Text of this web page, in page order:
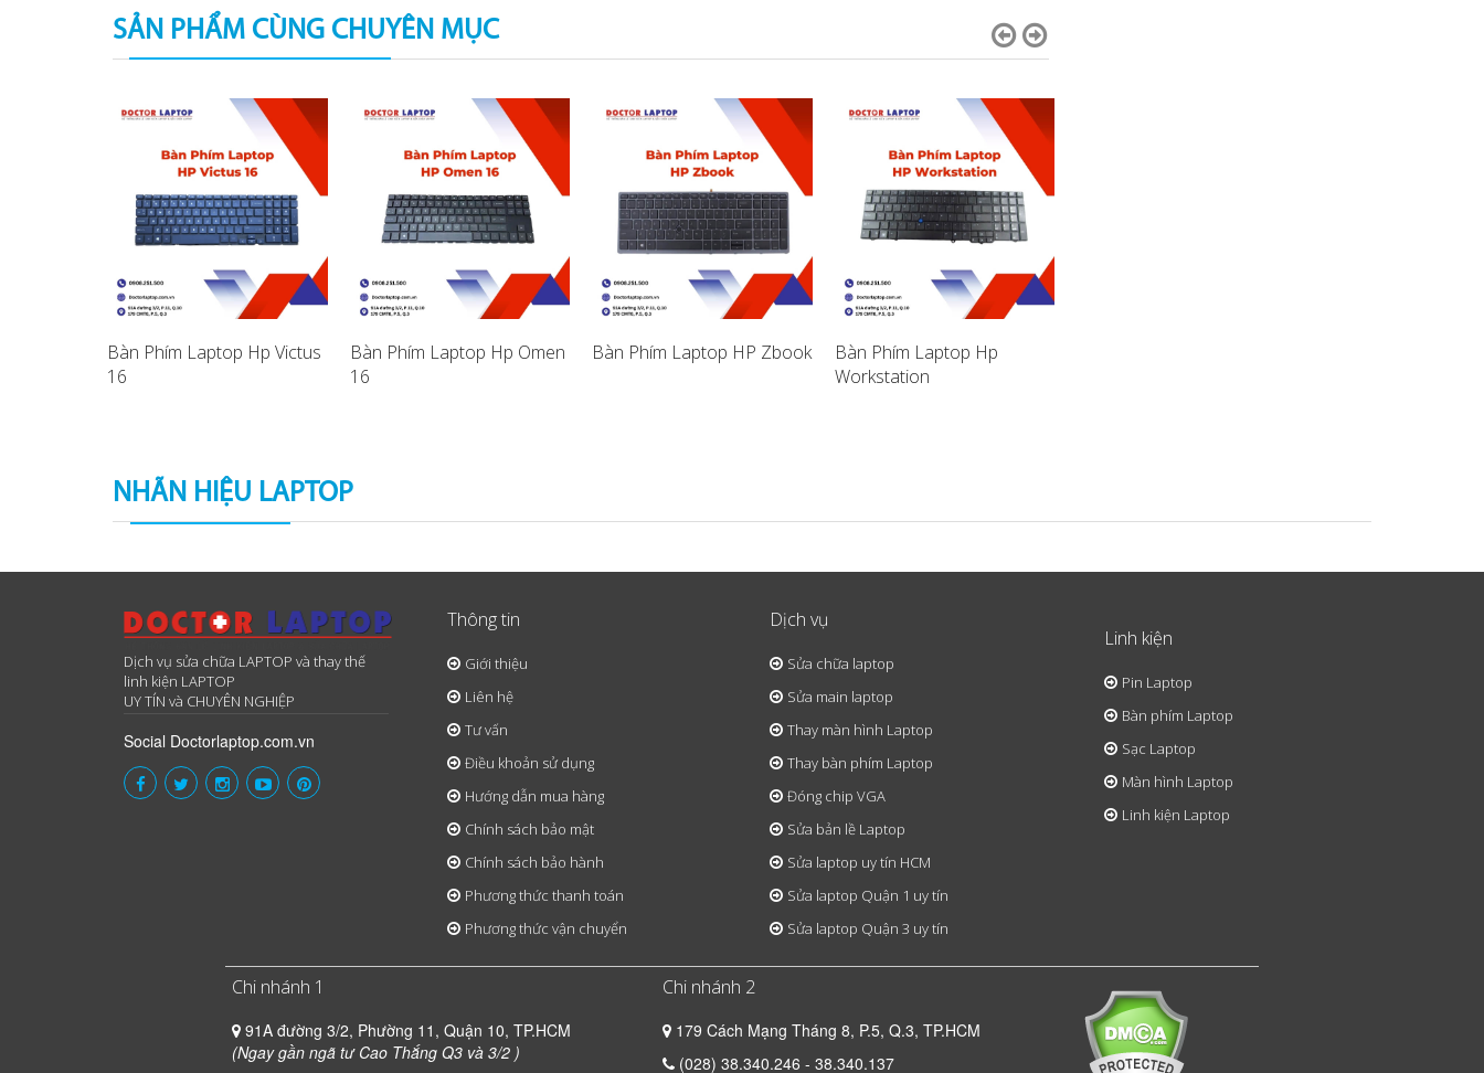
SẢN PHẨM CÙNG CHUYÊN MỤC
Bàn Phím Laptop Hp Victus
16
Bàn Phím Laptop Hp Omen
16
Bàn Phím Laptop HP Zbook
Bàn Phím Laptop Hp
Workstation
NHÃN HIỆU LAPTOP
Dịch vụ sửa chữa LAPTOP và thay thế
linh kiện LAPTOP
UY TÍN và CHUYÊN NGHIỆP
Social Doctorlaptop.com.vn
Thông tin
Giới thiệu
Liên hệ
Tư vấn
Điều khoản sử dụng
Hướng dẫn mua hàng
Chính sách bảo mật
Chính sách bảo hành
Phương thức thanh toán
Phương thức vận chuyển
Dịch vụ
Sửa chữa laptop
Sửa main laptop
Thay màn hình Laptop
Thay bàn phím Laptop
Đóng chip VGA
Sửa bản lề Laptop
Sửa laptop uy tín HCM
Sửa laptop Quận 1 uy tín
Sửa laptop Quận 3 uy tín
Linh kiện
Pin Laptop
Bàn phím Laptop
Sạc Laptop
Màn hình Laptop
Linh kiện Laptop
Chi nhánh 1
91A đường 3/2, Phường 11, Quận 10, TP.HCM
(Ngay gần ngã tư Cao Thắng Q3 và 3/2 )
Chi nhánh 2
179 Cách Mạng Tháng 8, P.5, Q.3, TP.HCM
(028) 38.340.246 - 38.340.137